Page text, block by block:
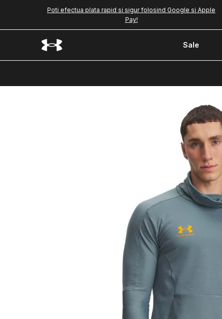
Poti efectua plata rapid si sigur folosind Google si Apple
Pay!
Sale